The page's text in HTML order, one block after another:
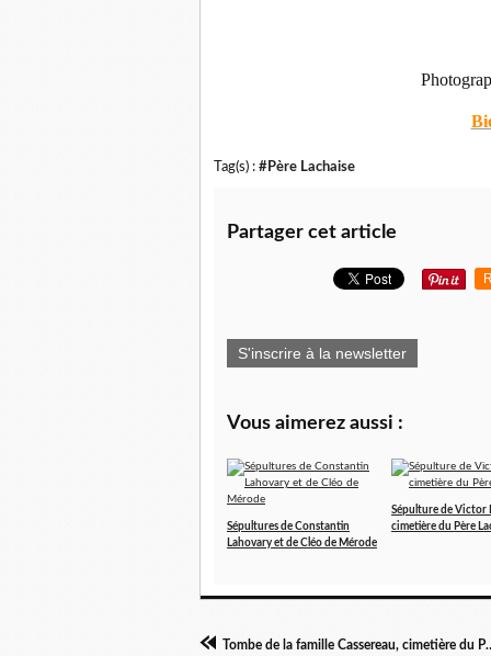
Tag(s) : #Père Lachaise
Partager cet article
S'inscrire à la newsletter
Vous aimerez aussi :
Sépultures de Constantin
Lahovary et de Cléo de Mérode
Sépulture de Victor
cimetière du Père
Tombe de la famille